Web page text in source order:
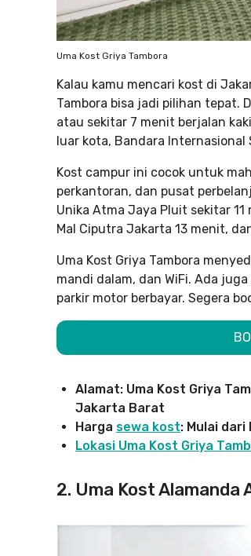
Uma Kost Griya Tambora
Kalau kamu mencari kost di
Tambora bisa jadi pilihan tepat.
atau sekitar 7 menit berjalan
luar kota, Bandara
Kost campur ini cocok untuk
perkantoran, dan pusat
Unika Atma Jaya Pluit sekitar
Mal Ciputra Jakarta 13 menit,
Uma Kost Griya Tambora
mandi dalam, dan WiFi. Ada
parkir motor berbayar. Segera
Alamat: Uma Kost Griya
Jakarta Barat
Harga sewa kost: Mulai dari
Lokasi Uma Kost Griya
2. Uma Kost Alamanda